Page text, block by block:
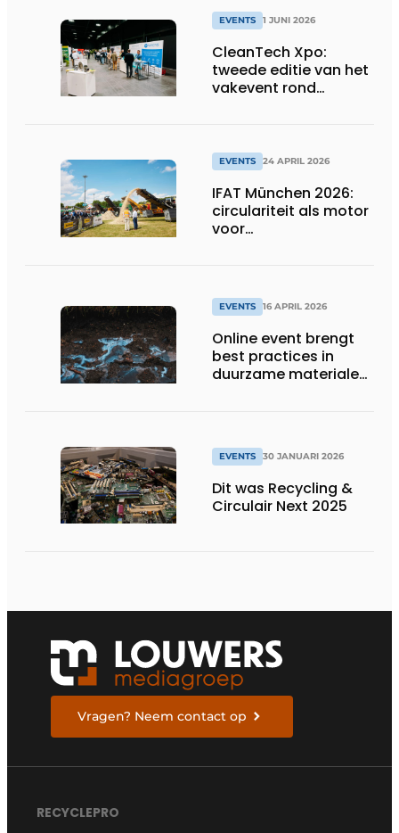
EVENTS 1 JUNI 2026
CleanTech Xpo:
tweede editie van het
vakevent rond
EVENTS 24 APRIL 2026
IFAT München 2026:
circulariteit als motor
voor
EVENTS 16 APRIL 2026
Online event brengt
best practices in
duurzame materialen
EVENTS 30 JANUARI 2026
Dit was Recycling &
Circulair Next 2025
Vragen? Neem contact op
RECYCLEPRO